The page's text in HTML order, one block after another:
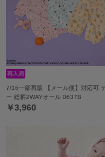
7/16一部再販 【メール便】対応可
ー 総柄2WAYオール 0637B
￥3,960